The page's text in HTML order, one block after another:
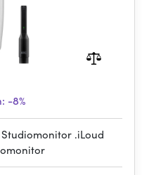
-8%
.iLoud